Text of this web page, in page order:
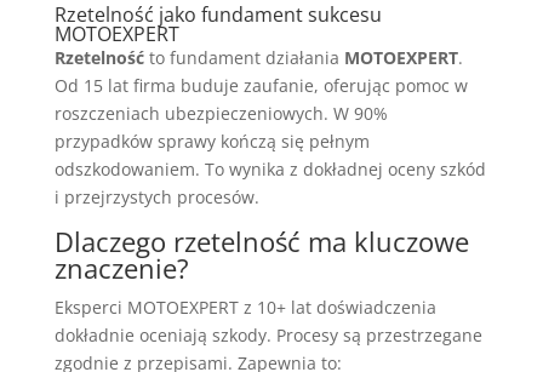
Rzetelność jako fundament sukcesu
MOTOEXPERT
Rzetelnośćto fundament działania MOTOEXPERT.
Od 15 lat firma buduje zaufanie, oferując pomoc w
roszczeniach ubezpieczeniowych. W 90%
przypadków sprawy kończą się pełnym
odszkodowaniem. To wynika z dokładnej oceny szkód
i przejrzystych procesów.
Dlaczego rzetelność ma kluczowe
znaczenie?
Eksperci MOTOEXPERT z 10+ lat doświadczenia
dokładnie oceniają szkody. Procesy są przestrzegane
zgodnie z przepisami. Zapewnia to: